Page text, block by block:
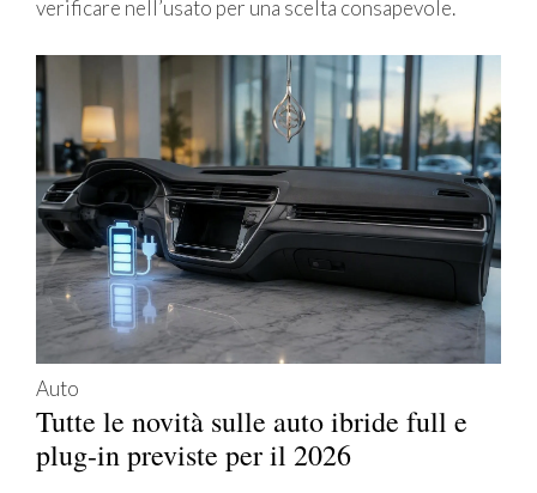
verificare nell’usato per una scelta consapevole.
Auto
Tutte le novità sulle auto ibride full e
plug-in previste per il 2026